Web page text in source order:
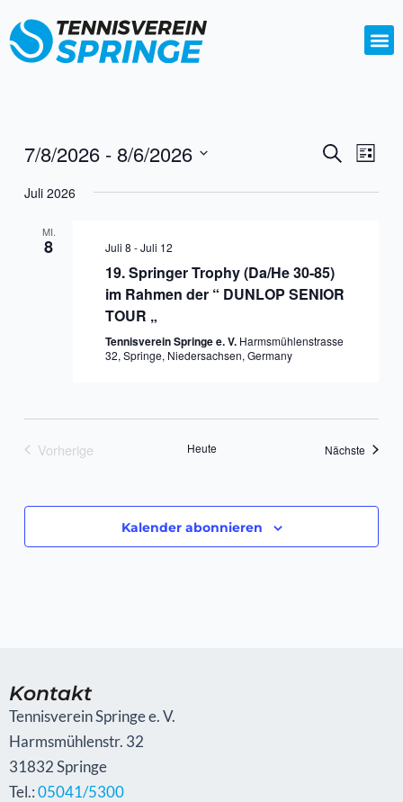
Inhalt
springen
Suche
Liste
7/8/2026 - 8/6/2026
wählen.
Juli 2026
MI.
8 Juli 8 -Juli 12
19. Springer Trophy (Da/He 30-85)
im Rahmen der “ DUNLOP SENIOR
TOUR „
Tennisverein Springe e. V. Harmsmühlenstrasse
32, Springe, Niedersachsen, Germany
Vorherige
Heute Nächste
Kalender abonnieren
Kontakt
Tennisverein Springe e. V.
Harmsmühlenstr. 32
31832 Springe
Tel.:05041/5300